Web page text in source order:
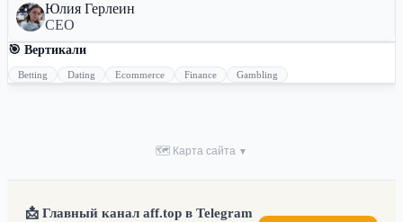
Юлия Герлеин
CEO
🎯 Вертикали
Betting Dating Ecommerce Finance Gambling
🗺 Карта сайта ▼
📩 Главный канал aff.top в Telegram